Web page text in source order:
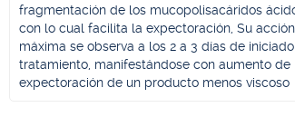
fragmentación de los mucopolisacáridos
con lo cual facilita la expectoración, Su acción
máxima se observa a los 2 a 3 días de
tratamiento, manifestándose con aumento de
expectoración de un producto menos viscoso